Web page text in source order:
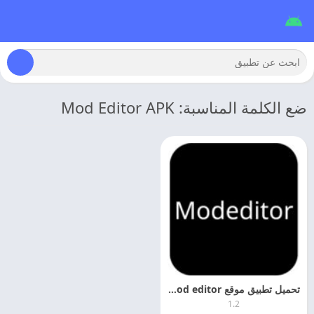
ضع الكلمة المناسبة: Mod Editor APK
تحميل تطبيق موقع mod editor مهكر الاصدار الجديد
1.2